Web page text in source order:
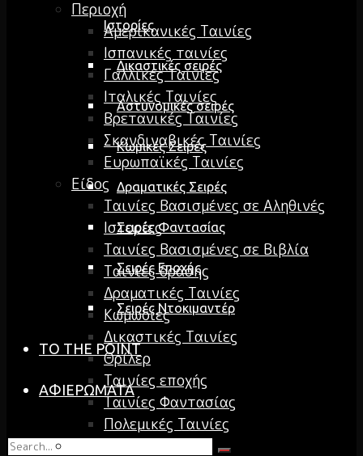
Ιστορίες
Δικαστικές σειρές
Αστυνομικές σειρές
Κωμικές Σειρές
Δραματικές Σειρές
Σειρές Φαντασίας
Σειρές Εποχής
Σειρές Ντοκιμαντέρ
TO THE POINT
ΑΦΙΕΡΩΜΑΤΑ
Περιοχή
Αμερικανικές Ταινίες
Ισπανικές ταινίες
Γαλλικές Ταινίες
Ιταλικές Ταινίες
Βρετανικές Ταινίες
Σκανδιναβικές Ταινίες
Ευρωπαϊκές Ταινίες
Είδος
Ταινίες Βασισμένες σε Αληθινές
Ιστορίες
Ταινίες Βασισμένες σε Βιβλία
Ταινίες δράσης
Δραματικές Ταινίες
Κωμωδίες
Δικαστικές Ταινίες
Θρίλερ
Ταινίες εποχής
Ταινίες Φαντασίας
Πολεμικές Ταινίες